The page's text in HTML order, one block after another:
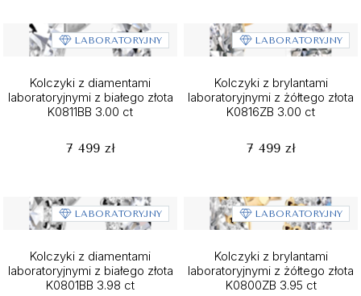
LABORATORYJNY
Kolczyki z diamentami
laboratoryjnymi z białego złota
K0811BB 3.00 ct
7 499 zł
LABORATORYJNY
Kolczyki z brylantami
laboratoryjnymi z żółtego złota
K0816ZB 3.00 ct
7 499 zł
LABORATORYJNY
Kolczyki z diamentami
laboratoryjnymi z białego złota
K0801BB 3.98 ct
LABORATORYJNY
Kolczyki z brylantami
laboratoryjnymi z żółtego złota
K0800ZB 3.95 ct